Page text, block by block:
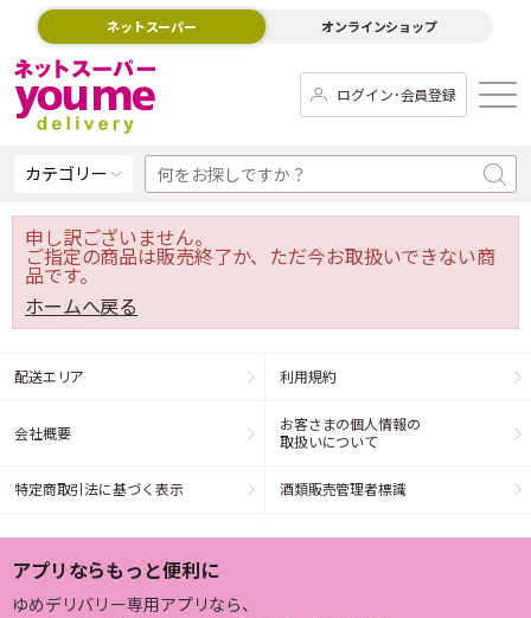
ネットスーパー オンラインショップ
ログイン･会員登録
カテゴリー
申し訳ございません。
ご指定の商品は販売終了か、ただ今お取扱いできない商
品です。
ホームへ戻る
配送エリア 利用規約
会社概要
お客さまの個人情報の
取扱いについて
特定商取引法に基づく表示 酒類販売管理者標識
アプリならもっと便利に
ゆめデリバリー専用アプリなら、